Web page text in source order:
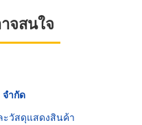
จสนใจ
ำกัด
วัสดุแสดงสินค้า